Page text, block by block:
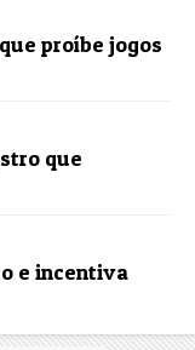
proíbe jogos
que
e incentiva